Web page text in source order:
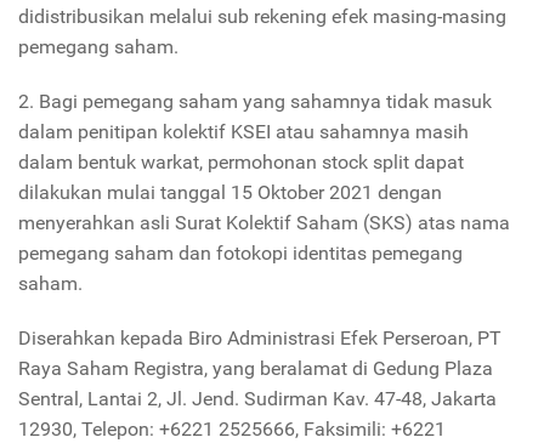
didistribusikan melalui sub rekening efek masing-masing
pemegang saham.
2. Bagi pemegang saham yang sahamnya tidak masuk
dalam penitipan kolektif KSEI atau sahamnya masih
dalam bentuk warkat, permohonan stock split dapat
dilakukan mulai tanggal 15 Oktober 2021 dengan
menyerahkan asli Surat Kolektif Saham (SKS) atas nama
pemegang saham dan fotokopi identitas pemegang
saham.
Diserahkan kepada Biro Administrasi Efek Perseroan, PT
Raya Saham Registra, yang beralamat di Gedung Plaza
Sentral, Lantai 2, Jl. Jend. Sudirman Kav. 47-48, Jakarta
12930, Telepon: +6221 2525666, Faksimili: +6221